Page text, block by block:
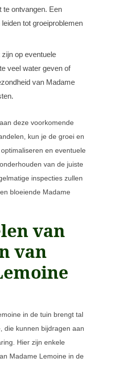
te ontvangen. Een
tot groeiproblemen
op eventuele
veel water geven of
van Madame
deze voorkomende
kun je de groei en
en eventuele
van de juiste
inspecties zullen
bloeiende Madame
van
van
in de tuin brengt tal
die kunnen bijdragen aan
Hier zijn enkele
Madame Lemoine in de